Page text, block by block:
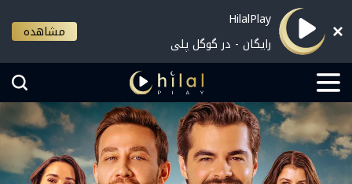
HilalPlay
رایگان - در گوگل پلی
مشاهده